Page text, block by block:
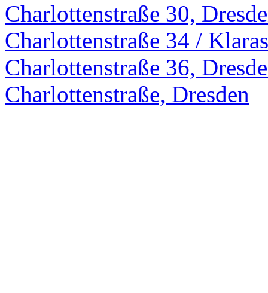
Charlottenstraße 30,
Charlottenstraße 34 /
Charlottenstraße 36,
Charlottenstraße, Dresden